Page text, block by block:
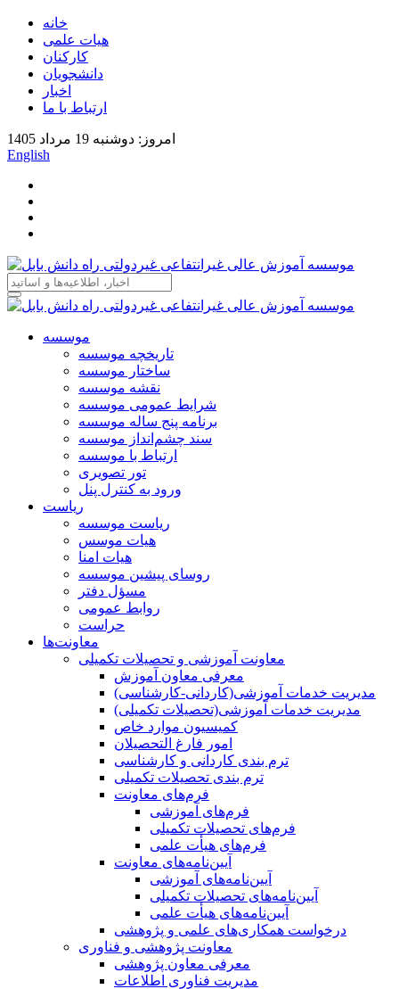
خانه
هیات علمی
کارکنان
دانشجویان
اخبار
ارتباط با ما
امروز: دوشنبه 19 مرداد 1405
English
موسسه
تاریخچه موسسه
ساختار موسسه
نقشه موسسه
شرایط عمومی موسسه
برنامه پنج ساله موسسه
سند چشم‌انداز موسسه
ارتباط با موسسه
تور تصویری
ورود به کنترل پنل
ریاست
ریاست موسسه
هیات موسس
هیات امنا
روسای پیشین موسسه
مسؤل دفتر
روابط عمومی
حراست
معاونت‌ها
معاونت آموزشی و تحصیلات تکمیلی
معرفی معاون آموزش
مدیریت خدمات آموزشی(کاردانی-کارشناسی)
مدیریت خدمات آموزشی(تحصیلات تکمیلی)
کمیسیون موارد خاص
امور فارغ التحصیلان
ترم بندی کاردانی و کارشناسی
ترم بندی تحصیلات تکمیلی
فرم‌های معاونت
فرم‌های آموزشی
فرم‌های تحصیلات تکمیلی
فرم‌های هیأت علمی
آیین‌نامه‌های معاونت
آیین‌نامه‌های آموزشی
آیین‌نامه‌های تحصیلات تکمیلی
آیین‌نامه‌های هیأت علمی
درخواست همکاری‌های علمی و پژوهشی
معاونت پژوهشی و فناوری
معرفی معاون پژوهشی
مدیریت فناوری اطلاعات